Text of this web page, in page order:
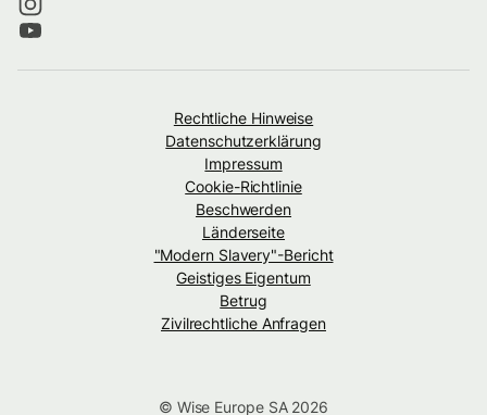
Rechtliche Hinweise
Datenschutzerklärung
Impressum
Cookie-Richtlinie
Beschwerden
Länderseite
"Modern Slavery"-Bericht
Geistiges Eigentum
Betrug
Zivilrechtliche Anfragen
© Wise Europe SA 2026